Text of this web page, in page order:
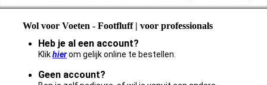
Wol voor Voeten - Footfluff | voor professionals
Heb je al een account?
Klikhierom gelijk online te bestellen.
Geen account?